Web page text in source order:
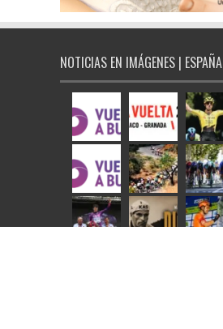
NOTICIAS EN IMÁGENES | ESPAÑA